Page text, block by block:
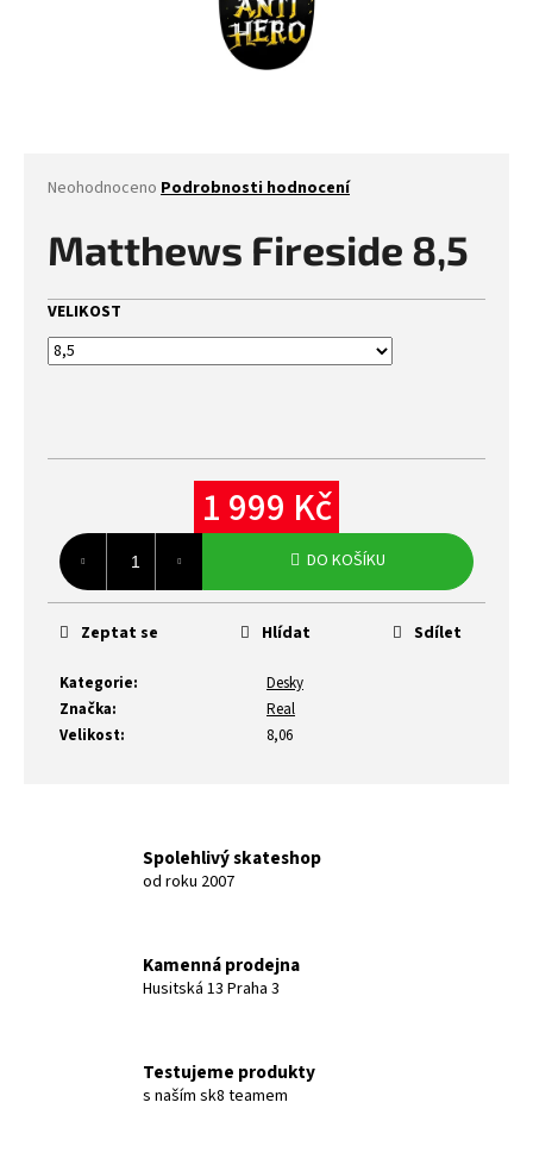
Průměrné
produktu
je
z
5
hvězdiček.
Neohodnoceno Podrobnosti hodnocení
Matthews Fireside 8,5
VELIKOST
1 999 Kč
Měrná
cena:
DO KOŠÍKU
Kategorie:
Desky
Značka:
Real
Velikost: 8,06
Zeptat se Hlídat Sdílet
Spolehlivý skateshop
od roku 2007
Kamenná prodejna
Husitská 13 Praha 3
Testujeme produkty
s naším sk8 teamem